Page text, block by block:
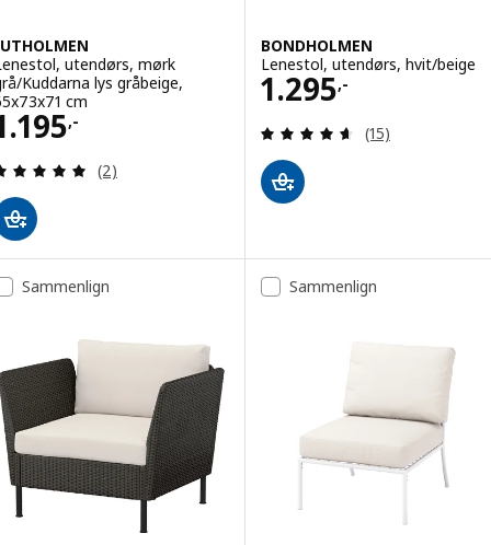
utendørs, mørk
Kuddarna lys gråbeige,
cm
,-
1195,-
Gjennomgang: 5 av 5 stjerner. Samlede
(2)
BONDHOLMEN
Lenestol, utendørs, hvit/beige
1.295,-
Pris 1295,-
Gjennomgang:
(15)
Sammenlign Sammenlign